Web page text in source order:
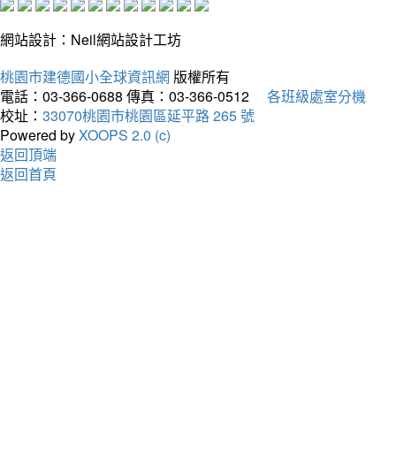
網站設計：Neil網站設計工坊
桃園市建德國小全球資訊網 版權所有
電話：03-366-0688 傳真：03-366-0512
各班級處室分機
校址： 33070桃園市桃園區延平路 265 號
Powered byXOOPS 2.0 (c)
返回頂端
返回首頁